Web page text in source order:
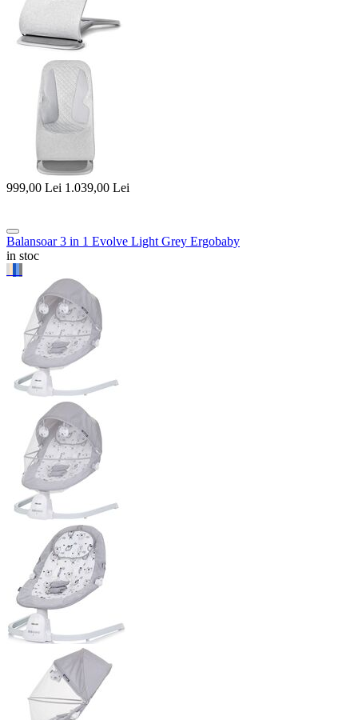
999,00 Lei 1.039,00 Lei
Balansoar 3 in 1 Evolve Light Grey Ergobaby
in stoc